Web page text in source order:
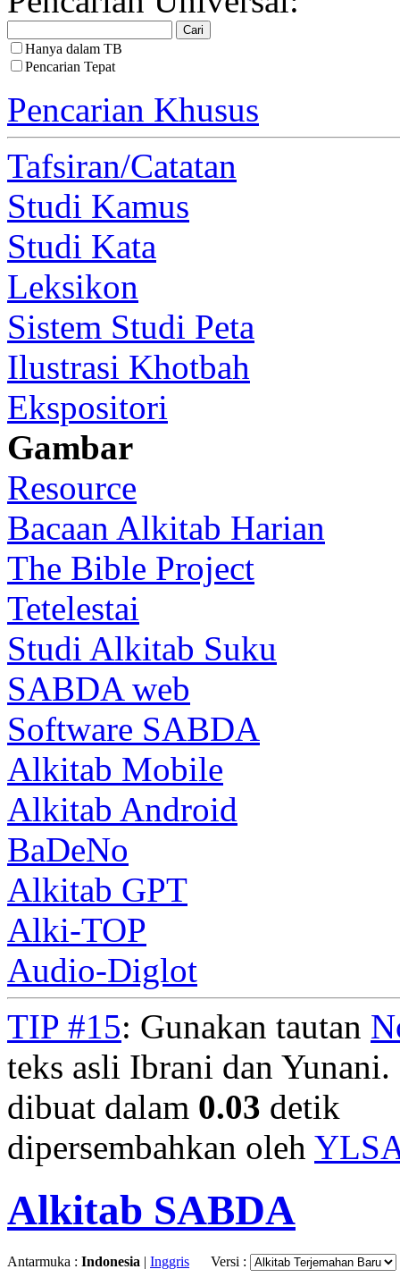
Hanya dalam TB
Pencarian Tepat
Pencarian Khusus
Tafsiran/Catatan
Studi Kamus
Studi Kata
Leksikon
Sistem Studi Peta
Ilustrasi Khotbah
Ekspositori
Gambar
Resource
Bacaan Alkitab Harian
The Bible Project
Tetelestai
Studi Alkitab Suku
SABDA web
Software SABDA
Alkitab Mobile
Alkitab Android
BaDeNo
Alkitab GPT
Alki-TOP
Audio-Diglot
TIP #15: Gunakan tautan
teks asli Ibrani dan
dibuat dalam 0.03 detik
dipersembahkan oleh
Alkitab SABDA
Antarmuka : Indonesia | Inggris Versi :